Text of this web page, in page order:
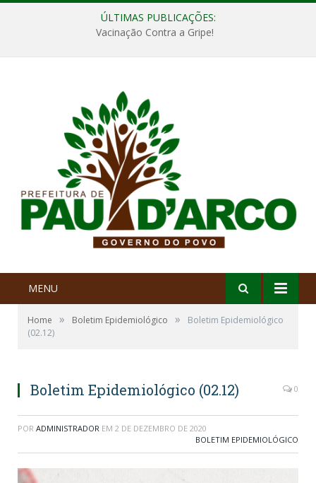
ÚLTIMAS PUBLICAÇÕES:
Vacinação Contra a Gripe!
MENU
Home » Boletim Epidemiológico »
Boletim Epidemiológico
(02.12)
Boletim Epidemiológico (02.12) 0
POR ADMINISTRADOR EM 2 DE DEZEMBRO DE 2020
BOLETIM EPIDEMIOLÓGICO